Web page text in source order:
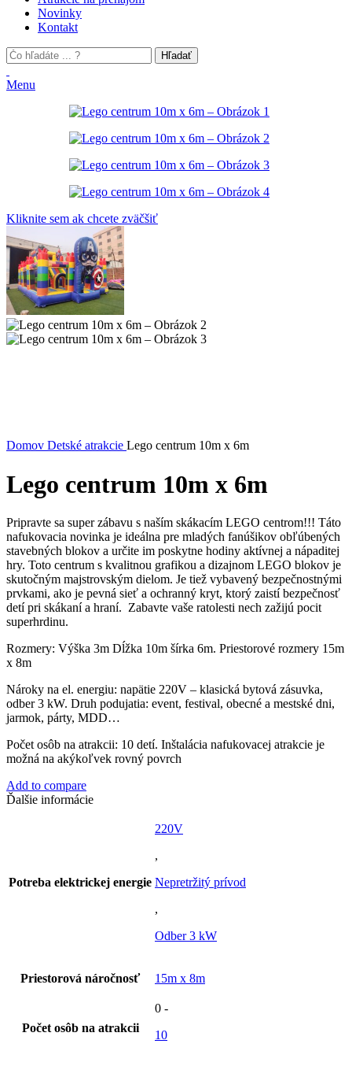
Novinky
Kontakt
Hľadať
Menu
Kliknite sem ak chcete zväčšiť
Domov Detské atrakcie Lego centrum 10m x 6m
Lego centrum 10m x 6m
Pripravte sa super zábavu s naším skákacím LEGO centrom!!! Táto
nafukovacia novinka je ideálna pre mladých fanúšikov obľúbených
stavebných blokov a určite im poskytne hodiny aktívnej a nápaditej
hry. Toto centrum s kvalitnou grafikou a dizajnom LEGO blokov je
skutočným majstrovským dielom. Je tiež vybavený bezpečnostnými
prvkami, ako je pevná sieť a ochranný kryt, ktorý zaistí bezpečnosť
detí pri skákaní a hraní. Zabavte vaše ratolesti nech zažijú pocit
superhrdinu.
Rozmery: Výška 3m Dĺžka 10m šírka 6m. Priestorové rozmery 15m
x 8m
Nároky na el. energiu: napätie 220V – klasická bytová zásuvka,
odber 3 kW. Druh podujatia: event, festival, obecné a mestské dni,
jarmok, párty, MDD…
Počet osôb na atrakcii: 10 detí. Inštalácia nafukovacej atrakcie je
možná na akýkoľvek rovný povrch
Add to compare
Ďalšie informácie
Potreba elektrickej energie
220V
,
Nepretržitý prívod
,
Odber 3 kW
Priestorová náročnosť 15m x 8m
Počet osôb na atrakcii
0 -
10